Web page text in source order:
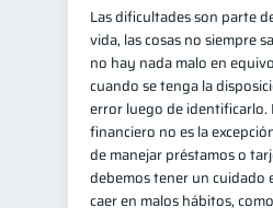
Las dificultades son parte
vida, las cosas no siempre
no hay nada malo en
cuando se tenga la
error luego de identificarlo.
financiero no es la
de manejar préstamos o
debemos tener un cuidado
caer en malos hábitos,